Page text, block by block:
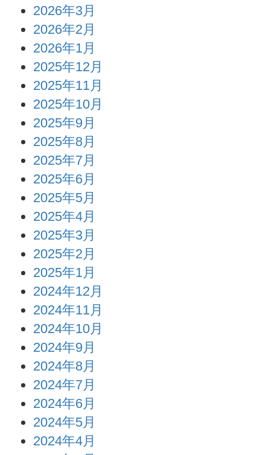
2026年3月
2026年2月
2026年1月
2025年12月
2025年11月
2025年10月
2025年9月
2025年8月
2025年7月
2025年6月
2025年5月
2025年4月
2025年3月
2025年2月
2025年1月
2024年12月
2024年11月
2024年10月
2024年9月
2024年8月
2024年7月
2024年6月
2024年5月
2024年4月